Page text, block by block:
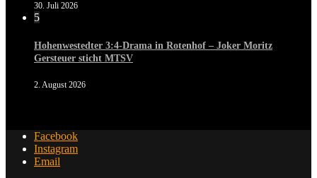
30. Juli 2026
5
Hohenwestedter 3:4-Drama in Rotenhof – Joker Moritz
Gersteuer sticht MTSV
2. August 2026
Facebook
Instagram
Email